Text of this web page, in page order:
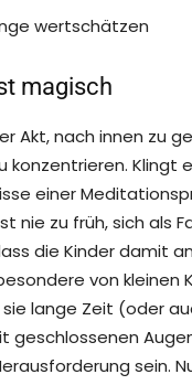
wertschätzen
magisch
Akt, nach innen zu
konzentrieren. Klingt
einer
nie zu früh, sich als
die Kinder damit
von kleinen
lange Zeit (oder
geschlossenen
sein.